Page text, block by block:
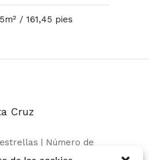
/ 161,45 pies
Cruz
| Número de